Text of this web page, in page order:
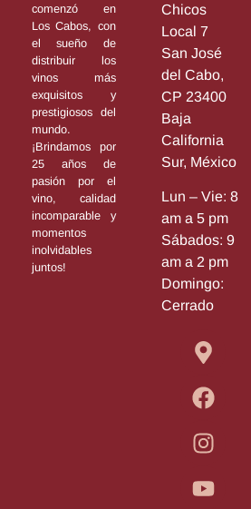
comenzó en
Los Cabos, con
el sueño de
distribuir los
vinos más
exquisitos y
prestigiosos del
mundo.
¡Brindamos por
25 años de
pasión por el
vino, calidad
incomparable y
momentos
inolvidables
juntos!
Chicos
Local 7
San José
del Cabo,
CP 23400
Baja
California
Sur, México
Lun – Vie: 8
am a 5 pm
Sábados: 9
am a 2 pm
Domingo:
Cerrado